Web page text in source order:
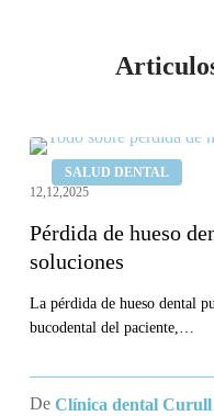
SALUD DENTAL
Pérdida
dental:
síntomas,
causas
y
12,12,2025
Pérdida de hueso
soluciones
La pérdida de hueso dental
bucodental del paciente,…
De Clínica dental Curull